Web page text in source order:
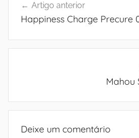
de
Artigo anterior
Happiness Charge Precure
Mahou
Deixe um comentário